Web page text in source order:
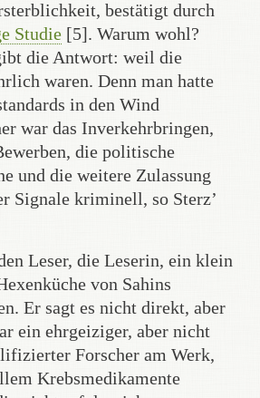
bestätigt durch
Studie [5]. Warum wohl?
die Antwort: weil die
waren. Denn man hatte
in den Wind
war das Inverkehrbringen,
die politische
und die weitere Zulassung
Signale kriminell, so Sterz’
Leser, die Leserin, ein klein
von Sahins
Er sagt es nicht direkt, aber
ein ehrgeiziger, aber nicht
Forscher am Werk,
Krebsmedikamente